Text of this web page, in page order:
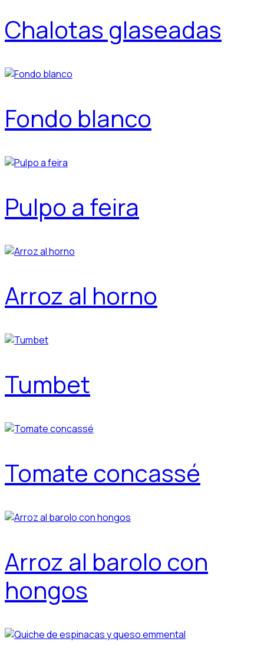
Chalotas glaseadas
Fondo blanco
Pulpo a feira
Arroz al horno
Tumbet
Tomate concassé
Arroz al barolo con
hongos